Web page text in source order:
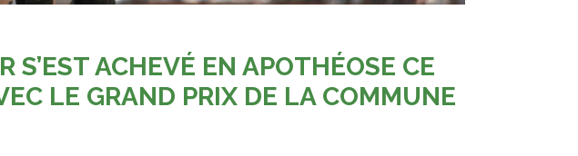
S’EST ACHEVÉ EN APOTHÉOSE CE
LE GRAND PRIX DE LA COMMUNE